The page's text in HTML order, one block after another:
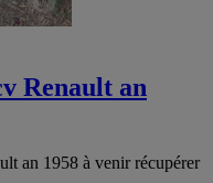
Renault an
an 1958 à venir récupérer